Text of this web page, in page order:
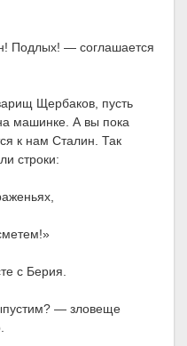
Подлых! — соглашается
Щербаков, пусть
машинке. А вы пока
к нам Сталин. Так
строки:
с Берия.
— зловеще